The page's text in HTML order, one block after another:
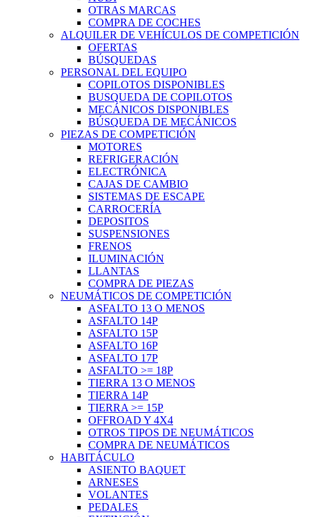
OTRAS MARCAS
COMPRA DE COCHES
ALQUILER DE VEHÍCULOS DE COMPETICIÓN
OFERTAS
BÚSQUEDAS
PERSONAL DEL EQUIPO
COPILOTOS DISPONIBLES
BUSQUEDA DE COPILOTOS
MECÁNICOS DISPONIBLES
BÚSQUEDA DE MECÁNICOS
PIEZAS DE COMPETICIÓN
MOTORES
REFRIGERACIÓN
ELECTRÓNICA
CAJAS DE CAMBIO
SISTEMAS DE ESCAPE
CARROCERÍA
DEPOSITOS
SUSPENSIONES
FRENOS
ILUMINACIÓN
LLANTAS
COMPRA DE PIEZAS
NEUMÁTICOS DE COMPETICIÓN
ASFALTO 13 O MENOS
ASFALTO 14P
ASFALTO 15P
ASFALTO 16P
ASFALTO 17P
ASFALTO >= 18P
TIERRA 13 O MENOS
TIERRA 14P
TIERRA >= 15P
OFFROAD Y 4X4
OTROS TIPOS DE NEUMÁTICOS
COMPRA DE NEUMÁTICOS
HABITÁCULO
ASIENTO BAQUET
ARNESES
VOLANTES
PEDALES